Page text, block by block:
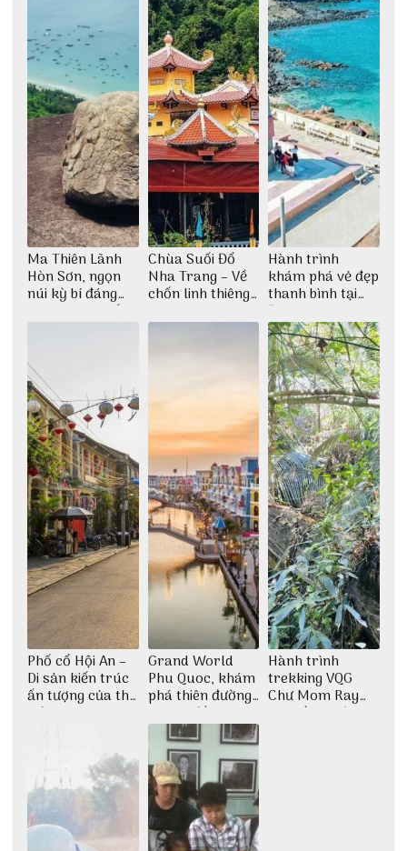
Ma Thiên Lãnh
Hòn Sơn, ngọn
núi kỳ bí đáng
khám phá nhất
Chùa Suối Đổ
Nha Trang – Về
chốn linh thiêng
thiền định
Hành trình
khám phá vẻ đẹp
thanh bình tại
Đảo Phú Quý
Phố cổ Hội An –
Di sản kiến trúc
ấn tượng của thế
giới
Grand World
Phu Quoc, khám
phá thiên đường
giải trí đầy sôi
động
Hành trình
trekking VQG
Chư Mom Ray
tìm về núi rừng